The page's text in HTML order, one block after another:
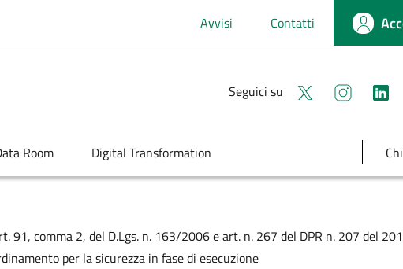
Avvisi Contatti
Seguici su Seguici su X
Room Digital Transformation
91, comma 2, del D.Lgs. n. 163/2006 e art. n. 267 del DPR n. 207 del
per la sicurezza in fase di esecuzione